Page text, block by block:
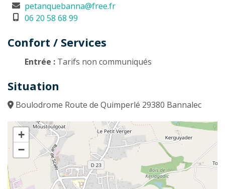
petanquebanna@free.fr
06 20 58 68 99
Confort / Services
Entrée : Tarifs non communiqués
Situation
Boulodrome Route de Quimperlé 29380 Bannalec
+
−